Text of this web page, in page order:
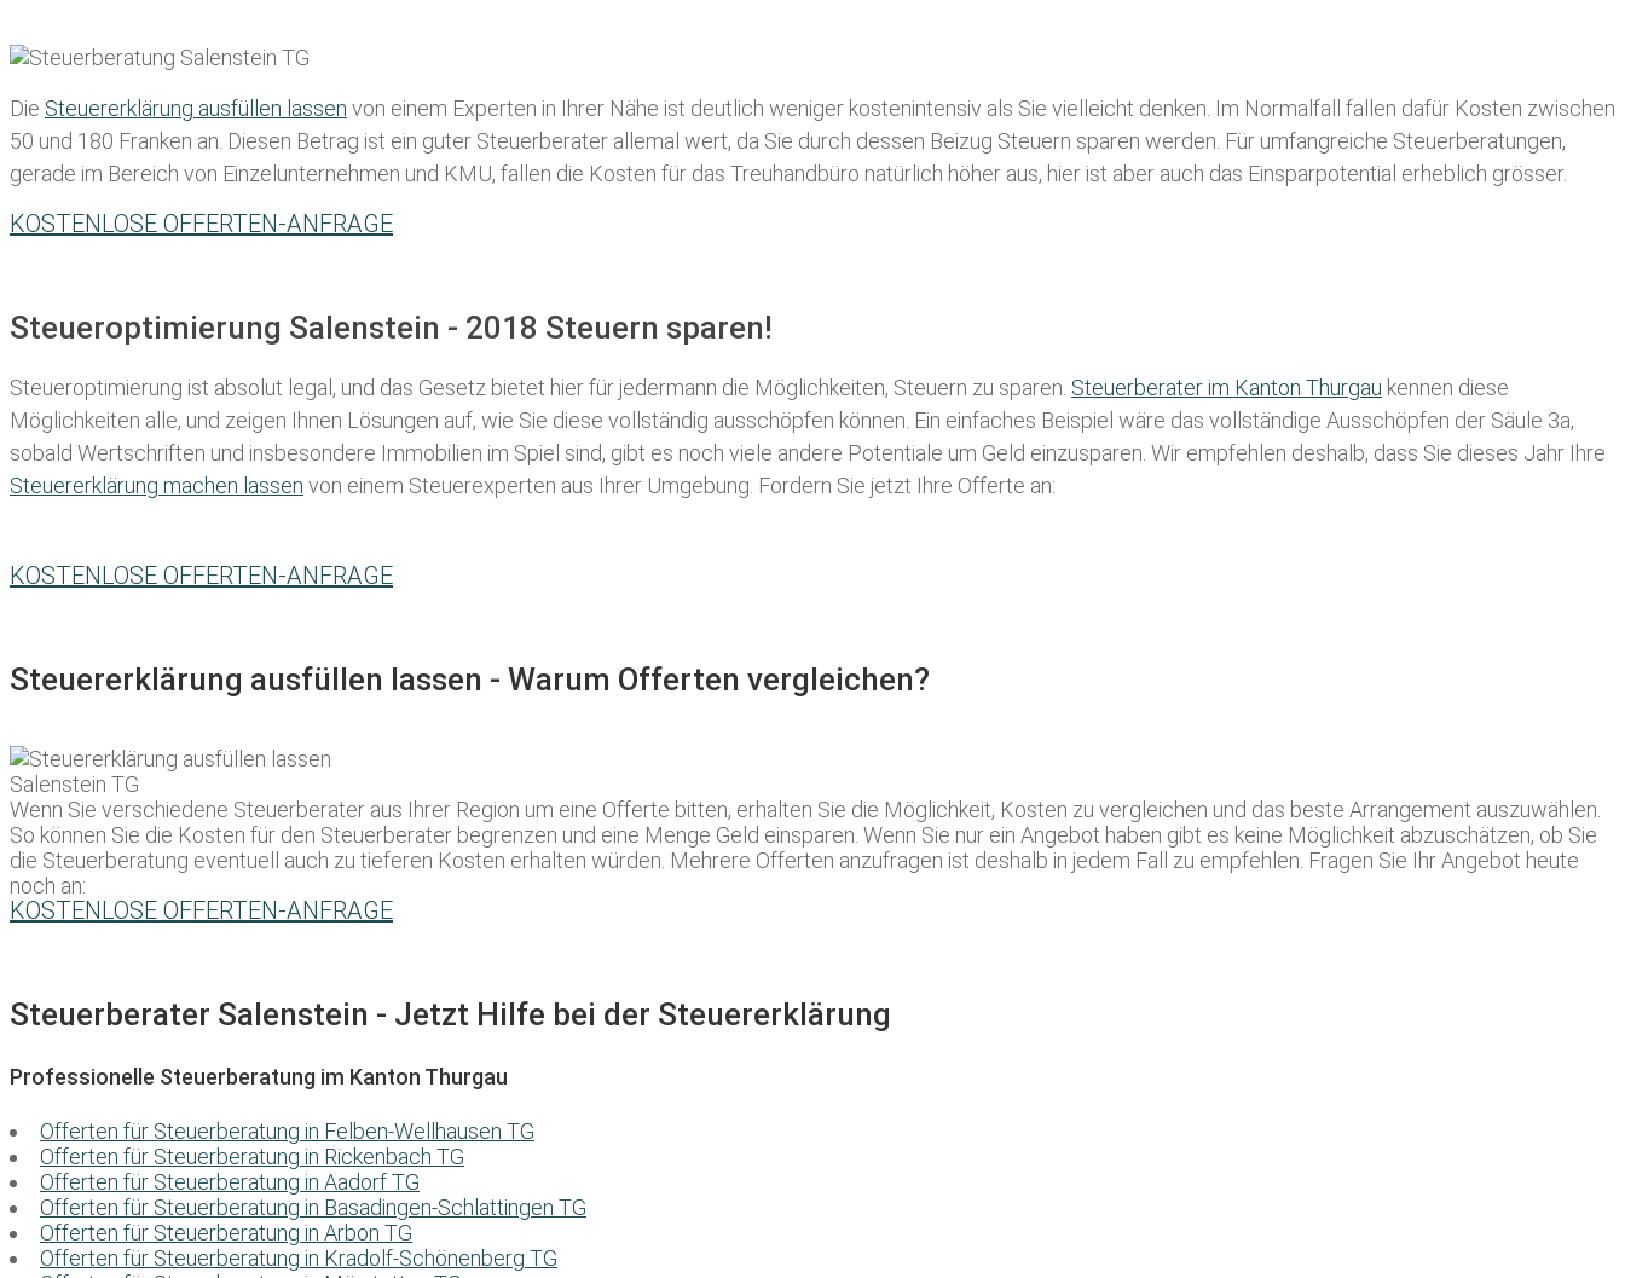
Die Steuererklärung ausfüllen lassen von einem Experten in Ihrer Nähe ist deutlich weniger kostenintensiv als Sie vielleicht denken. Im Normalfall fallen dafür Kosten zwischen
50 und 180 Franken an. Diesen Betrag ist ein guter Steuerberater allemal wert, da Sie durch dessen Beizug Steuern sparen werden. Für umfangreiche Steuerberatungen,
gerade im Bereich von Einzelunternehmen und KMU, fallen die Kosten für das Treuhandbüro natürlich höher aus, hier ist aber auch das Einsparpotential erheblich grösser.
KOSTENLOSE OFFERTEN-ANFRAGE
Steueroptimierung Salenstein - 2018 Steuern sparen!
Steueroptimierung ist absolut legal, und das Gesetz bietet hier für jedermann die Möglichkeiten, Steuern zu sparen. Steuerberater im K anton Thurgau kennen diese
Möglichkeiten alle, und zeigen Ihnen Lösungen auf, wie Sie diese vollständig ausschöpfen können. Ein einfaches Beispiel wäre das vollständige Ausschöpfen der Säule 3a,
sobald Wertschriften und insbesondere Immobilien im Spiel sind, gibt es noch viele andere Potentiale um Geld einzusparen. Wir empfehlen deshalb, dass Sie dieses Jahr Ihre
Steuererklärung machen lassen von einem Steuerexperten aus Ihrer Umgebung. Fordern Sie jetzt Ihre Offerte an:
KOSTENLOSE OFFERTEN-ANFRAGE
Steuererklärung ausfüllen lassen - Warum Offerten vergleichen?
Wenn Sie verschiedene Steuerberater aus Ihrer Region um eine Offerte bitten, erhalten Sie die Möglichkeit, Kosten zu vergleichen und das beste Arrangement auszuwählen.
So können Sie die Kosten für den Steuerberater begrenzen und eine Menge Geld einsparen. Wenn Sie nur ein Angebot haben gibt es keine Möglichkeit abzuschätzen, ob Sie
die Steuerberatung eventuell auch zu tieferen Kosten erhalten würden. Mehrere Offerten anzufragen ist deshalb in jedem Fall zu empfehlen. Fragen Sie Ihr Angebot heute
noch an:
KOSTENLOSE OFFERTEN-ANFRAGE
Steuerberater Salenstein - Jetzt Hilfe bei der Steuererklärung
Professionelle Steuerberatung im Kanton Thurgau
Offerten für Steuerberatung in Felben-Wellhausen TG
Offerten für Steuerberatung in Rickenbach TG
Offerten für Steuerberatung in Aadorf TG
Offerten für Steuerberatung in Basadingen-Schlattingen TG
Offerten für Steuerberatung in Arbon TG
Offerten für Steuerberatung in Kradolf-Schönenberg TG